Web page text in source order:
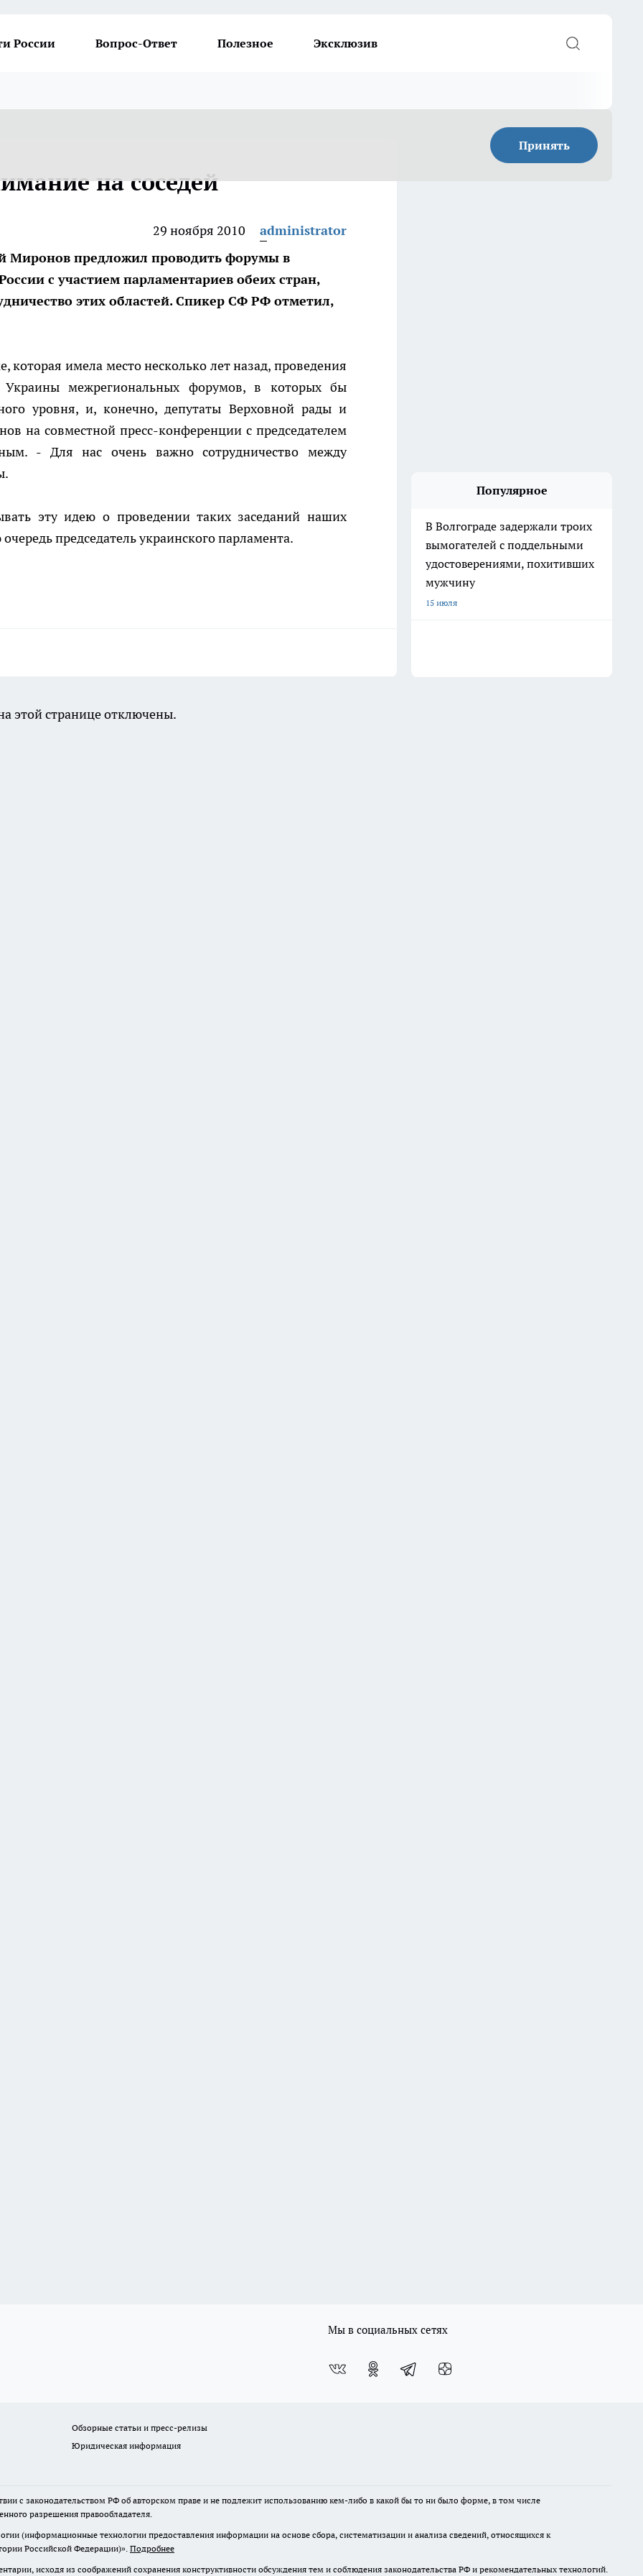
России Вопрос-Ответ Полезное Эксклюзив
Принять
на соседей
29 ноября 2010
administrator
Миронов предложил проводить форумы в
с участием парламентариев обеих стран,
этих областей. Спикер СФ РФ отметил,
имела место несколько лет назад, проведения
межрегиональных форумов, в которых бы
уровня, и, конечно, депутаты Верховной рады и
на совместной пресс-конференции с председателем
- Для нас очень важно сотрудничество между
эту идею о проведении таких заседаний наших
председатель украинского парламента.
Популярное
В Волгограде задержали троих
вымогателей с поддельными
удостоверениями, похитивших
мужчину
15 июля
этой странице отключены.
Мы в социальных сетях
Обзорные статьи и пресс-релизы
Юридическая информация
с законодательством РФ об авторском праве и не подлежит использованию кем-либо в какой бы то ни было форме, в том числе
разрешения правообладателя.
(информационные технологии предоставления информации на основе сбора, систематизации и анализа сведений, относящихся к
Российской Федерации)». Подробнее
исходя из соображений сохранения конструктивности обсуждения тем и соблюдения законодательства РФ и рекомендательных технологий.